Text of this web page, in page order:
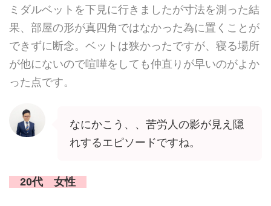
ミダルベットを下見に行きましたが寸法を測った結
果、部屋の形が真四角ではなかった為に置くことが
できずに断念。ベットは狭かったですが、寝る場所
が他にないので喧嘩をしても仲直りが早いのがよか
った点です。
なにかこう、、苦労人の影が見え隠
れするエピソードですね。
20代 女性